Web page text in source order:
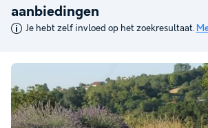
aanbiedingen
Je hebt zelf invloed op het zoekresultaat.